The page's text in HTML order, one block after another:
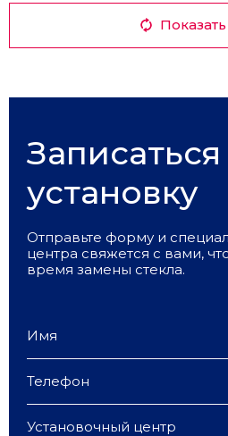
установку
Отправьте форму и
центра свяжется с вами,
время замены стекла.
Установочный центр